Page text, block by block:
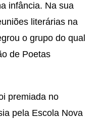
infância. Na sua
literárias na
o grupo do qual
de Poetas
premiada no
pela Escola Nova